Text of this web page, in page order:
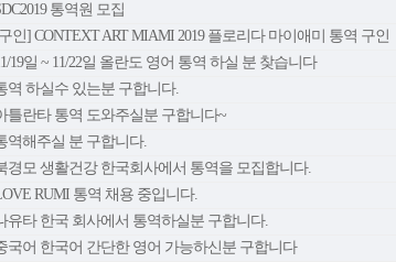
통역원 모집
인] CONTEXT ART MIAMI 2019 플로리다 마이애미 통역 구인
19일 ~ 11/22일 올란도 영어 통역 하실 분 찾습니다
역 하실수 있는분 구합니다.
틀란타 통역 도와주실분 구합니다~
역해주실 분 구합니다.
경모 생활건강 한국회사에서 통역을 모집합니다.
RUMI 통역 채용 중입니다.
유타 한국 회사에서 통역하실분 구합니다.
국어 한국어 간단한 영어 가능하신분 구합니다